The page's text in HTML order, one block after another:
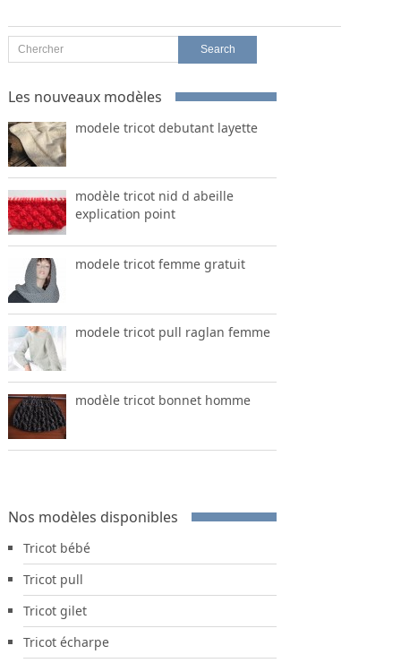
Les nouveaux modèles
modele tricot debutant layette
modèle tricot nid d abeille
explication point
modele tricot femme gratuit
modele tricot pull raglan femme
modèle tricot bonnet homme
Nos modèles disponibles
Tricot bébé
Tricot pull
Tricot gilet
Tricot écharpe